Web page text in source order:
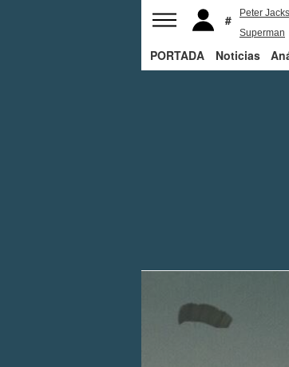
Peter
Superman
PORTADA Noticias